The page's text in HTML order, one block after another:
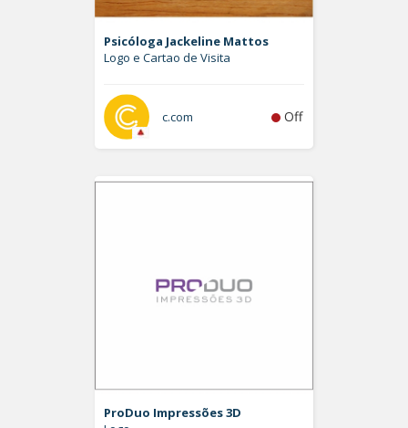
Psicóloga Jackeline Mattos
Logo e Cartao de Visita
c.com Off
ProDuo Impressões 3D